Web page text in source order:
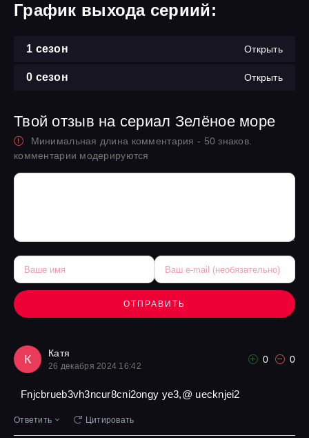
График выхода сериий:
1 сезон Открыть
0 сезон Открыть
Твой отзыв на сериал Зелёное море
Минимальная длина комментария - 50 знаков.
комментарии модерируются
ОТПРАВИТЬ
К Катя
26 декабря 2024 16:42
0 0
Fnjcbrueb3vh3ncur8cni2ongy ye3,@ uecknjei2
Ответить Цитировать